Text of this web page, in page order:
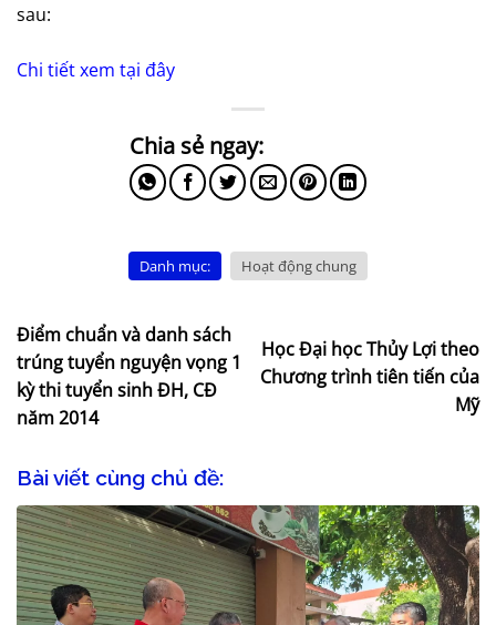
sau:
Chi tiết xem tại đây
Danh mục: Hoạt động chung
Điểm chuẩn và danh sách
trúng tuyển nguyện vọng 1
kỳ thi tuyển sinh ĐH, CĐ
năm 2014
Học Đại học Thủy Lợi theo
Chương trình tiên tiến của
Mỹ
Bài viết cùng chủ đề: